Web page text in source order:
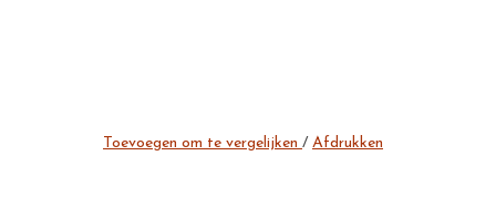
Toevoegen om te vergelijken / Afdrukken